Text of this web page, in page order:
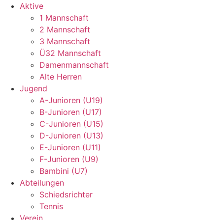
Aktive
1 Mannschaft
2 Mannschaft
3 Mannschaft
Ü32 Mannschaft
Damenmannschaft
Alte Herren
Jugend
A-Junioren (U19)
B-Junioren (U17)
C-Junioren (U15)
D-Junioren (U13)
E-Junioren (U11)
F-Junioren (U9)
Bambini (U7)
Abteilungen
Schiedsrichter
Tennis
Verein